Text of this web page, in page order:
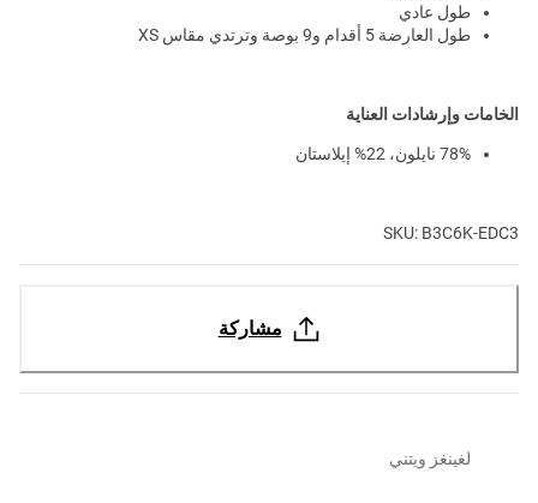
طول عادي
طول العارضة 5 أقدام و9 بوصة وترتدي مقاس XS
الخامات وإرشادات العناية
78% نايلون، 22% إيلاستان
SKU: B3C6K-EDC3
مشاركة
لغينغز ويتني